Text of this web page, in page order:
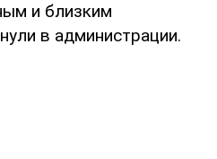
и близким
в администрации.